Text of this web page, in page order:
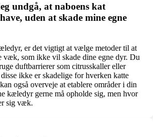
undgå, at naboens kat
uden at skade mine egne
er det vigtigt at vælge metoder til at
væk, som ikke vil skade dine egne dyr. Du
duftbarrierer som citrusskaller eller
ikke er skadelige for hverken katte
også overveje at etablere områder i din
kæledyr gerne må opholde sig, men hvor
sig væk.